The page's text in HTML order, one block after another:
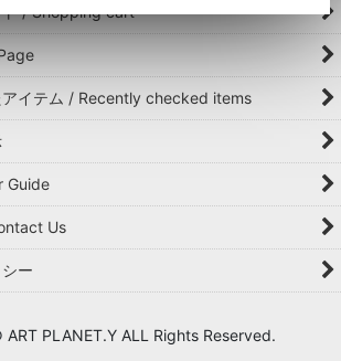
ト / Shopping cart
アイテム / Recently checked items
Guide
Us
ー
PLANET.Y ALL Rights Reserved.